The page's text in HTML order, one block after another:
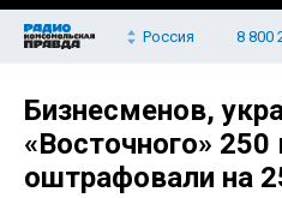
Россия 8 800
Бизнесменов,
«Восточного»
оштрафовали на